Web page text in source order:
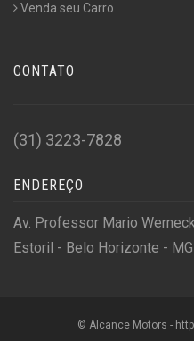
Venda seu Carro
CONTATO
(31) 3223-7828
ENDEREÇO
Av. Professor Mario
Estoril - Belo Horizonte - MG
© Alcance Motors -